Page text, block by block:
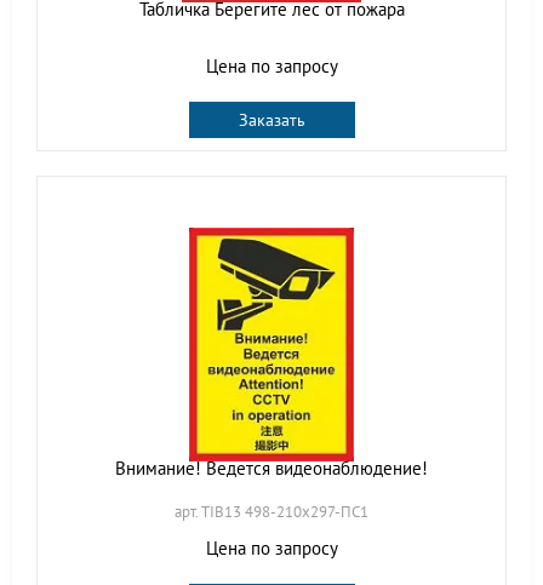
Табличка Берегите лес от пожара
Цена по запросу
Заказать
Внимание! Ведется видеонаблюдение!
арт. TIB13 498-210х297-ПС1
Цена по запросу